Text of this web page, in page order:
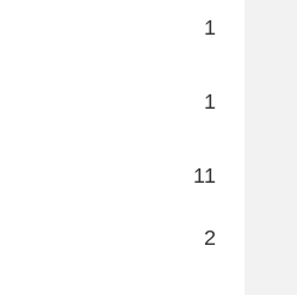
1
1
11
2